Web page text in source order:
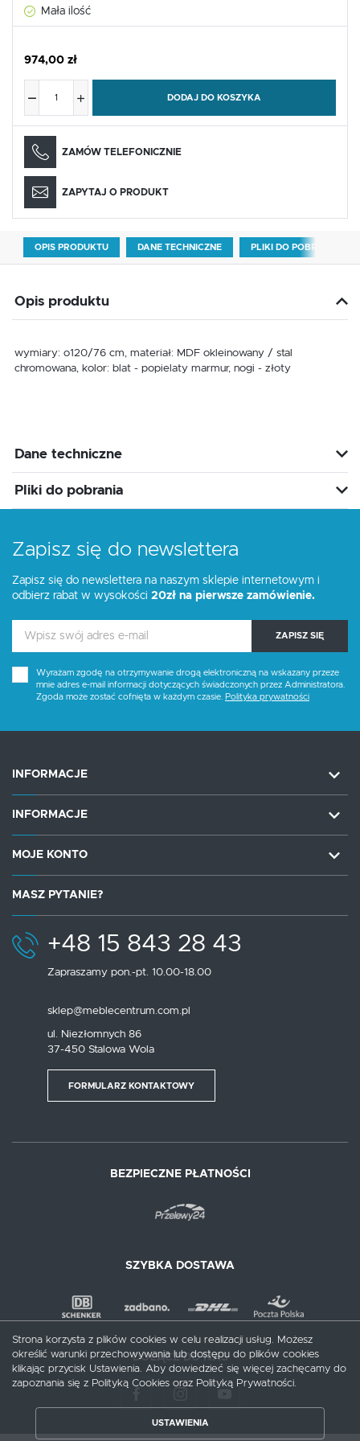
Mała ilość
974,00 zł
DODAJ DO KOSZYKA
ZAMÓW TELEFONICZNIE
ZAPYTAJ O PRODUKT
OPIS PRODUKTU DANE TECHNICZNE PLIKI DO POBRANIA
Opis produktu
wymiary: o120/76 cm, materiał: MDF okleinowany / stal
chromowana, kolor: blat - popielaty marmur, nogi - złoty
Dane techniczne
Pliki do pobrania
Zapisz się do newslettera
Zapisz się do newslettera na naszym sklepie internetowym i
odbierz rabat w wysokości 20zł na pierwsze zamówienie.
ZAPISZ SIĘ
Wyrażam zgodę na otrzymywanie drogą elektroniczną na wskazany przeze
mnie adres e-mail informacji dotyczących świadczonych przez Administratora.
Zgoda może zostać cofnięta w każdym czasie. Polityka prywatności
INFORMACJE
INFORMACJE
MOJE KONTO
MASZ PYTANIE?
+48 15 843 28 43
Zapraszamy pon.-pt. 10.00-18.00
sklep@meblecentrum.com.pl
ul. Niezłomnych 86
37-450 Stalowa Wola
FORMULARZ KONTAKTOWY
BEZPIECZNE PŁATNOŚCI
SZYBKA DOSTAWA
DOŁĄCZ DO NAS
Strona korzysta z plików cookies w celu realizacji usług. Możesz
określić warunki przechowywania lub dostępu do plików cookies
klikając przycisk Ustawienia. Aby dowiedzieć się więcej zachęcamy do
zapoznania się z Polityką Cookies oraz Polityką Prywatności.
USTAWIENIA